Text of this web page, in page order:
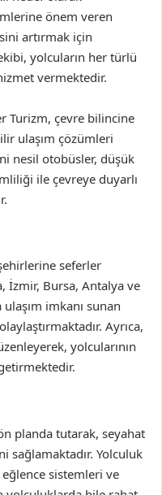
önem veren
artırmak için
yolcuların her türlü
vermektedir.
Turizm, çevre bilincine
ulaşım çözümleri
nesil otobüsler, düşük
ile çevreye duyarlı
seferler
İzmir, Bursa, Antalya ve
imkanı sunan
Ayrıca,
yolcularının
planda tutarak, seyahat
sağlamaktadır. Yolculuk
sistemleri ve